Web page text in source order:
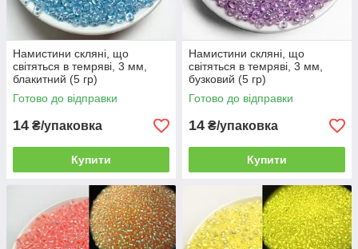
Намистини скляні, що
світяться в темряві, 3 мм,
блакитний (5 гр)
Готово до відправки
14 ₴/упаковка
Купити
Намистини скляні, що
світяться в темряві, 3 мм,
бузковий (5 гр)
Готово до відправки
14 ₴/упаковка
Купити